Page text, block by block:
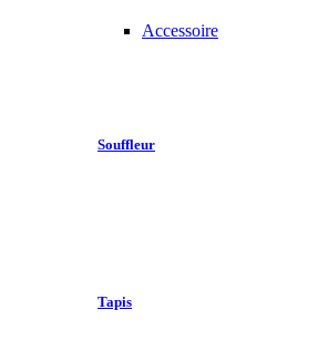
Accessoire
Souffleur
Tapis